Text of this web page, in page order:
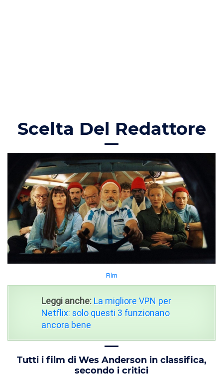
Scelta Del Redattore
Film
Leggi anche: La migliore VPN per
Netflix: solo questi 3 funzionano
ancora bene
Tutti i film di Wes Anderson in classifica,
secondo i critici